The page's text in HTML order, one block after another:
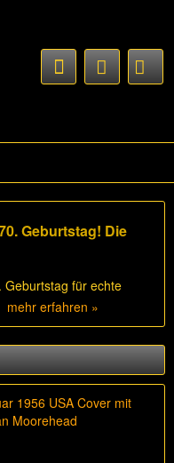
Geburtstag! Die
Geburtstag für echte
mehr erfahren »